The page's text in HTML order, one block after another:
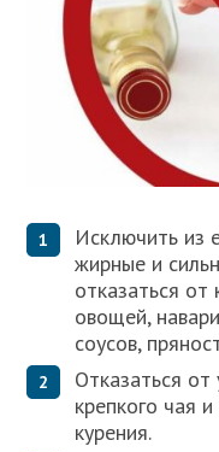
Исключить из
жирные и
отказаться
овощей,
соусов,
Отказаться от
крепкого чая
курения.